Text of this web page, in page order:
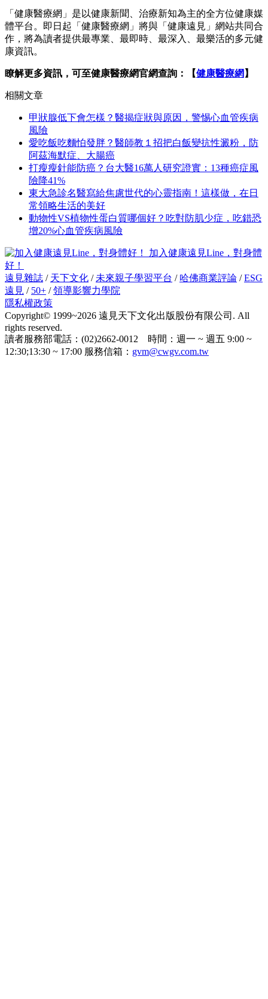
「健康醫療網」是以健康新聞、治療新知為主的全方位健康媒
體平台。即日起「健康醫療網」將與「健康遠見」網站共同合
作，將為讀者提供最專業、最即時、最深入、最樂活的多元健
康資訊。
瞭解更多資訊，可至健康醫療網官網查詢：【健康醫療網 】
相關文章
甲狀腺低下會怎樣？醫揭症狀與原因，警惕心血管疾病
風險
愛吃飯吃麵怕發胖？醫師教１招把白飯變抗性澱粉，防
阿茲海默症、大腸癌
打瘦瘦針能防癌？台大醫16萬人研究證實：13種癌症風
險降41%
東大急診名醫寫給焦慮世代的心靈指南！這樣做，在日
常領略生活的美好
動物性VS植物性蛋白質哪個好？吃對防肌少症，吃錯恐
增20%心血管疾病風險
加入健康遠見Line，對身體
好！
遠見雜誌 / 天下文化 / 未來親子學習平台 / 哈佛商業評論 /ESG
遠見 / 50+ /領導影響力學院
隱私權政策
Copyright© 1999~2026 遠見天下文化出版股份有限公司. All
rights reserved.
讀者服務部電話：(02)2662-0012 時間：週一 ~ 週五 9:00 ~
12:30;13:30 ~ 17:00 服務信箱： gvm@cwgv.com.tw